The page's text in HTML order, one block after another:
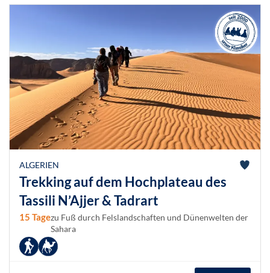
ALGERIEN
Trekking auf dem Hochplateau des
Tassili N’Ajjer & Tadrart
15 Tagezu Fuß durch Felslandschaften und Dünenwelten der
Sahara